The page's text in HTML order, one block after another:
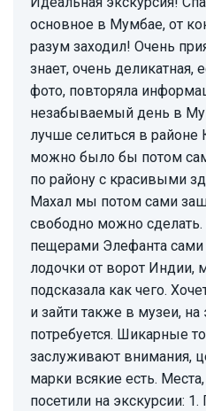
основное в Мумбае, от
разум заходил! Очень
знает, очень
фото, повторяла
незабываемый день в
лучше селиться в районе
можно было бы потом
по району с красивыми
Махал мы потом сами
свободно можно сделать.
пещерами Элефанта сами
лодочки от ворот Индии,
подсказала как чего.
и зайти также в музеи,
потребуется. Шикарные
заслуживают внимания,
марки всякие есть.
посетили на экскурсии: